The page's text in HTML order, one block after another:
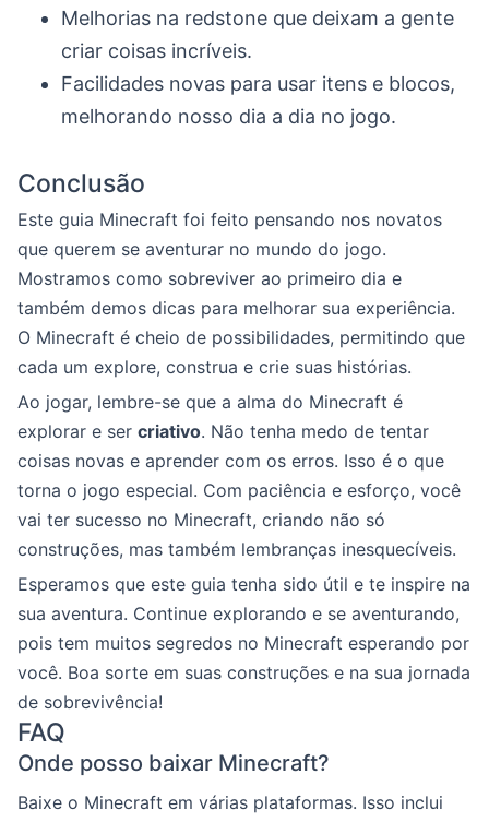
Melhorias na redstone que deixam a gente
criar coisas incríveis.
Facilidades novas para usar itens e blocos,
melhorando nosso dia a dia no jogo.
Conclusão
Este guia Minecraft foi feito pensando nos novatos
que querem se aventurar no mundo do jogo.
Mostramos como sobreviver ao primeiro dia e
também demos dicas para melhorar sua experiência.
O Minecraft é cheio de possibilidades, permitindo que
cada um explore, construa e crie suas histórias.
Ao jogar, lembre-se que a alma do Minecraft é
explorar e ser criativo. Não tenha medo de tentar
coisas novas e aprender com os erros. Isso é o que
torna o jogo especial. Com paciência e esforço, você
vai ter sucesso no Minecraft, criando não só
construções, mas também lembranças inesquecíveis.
Esperamos que este guia tenha sido útil e te inspire na
sua aventura. Continue explorando e se aventurando,
pois tem muitos segredos no Minecraft esperando por
você. Boa sorte em suas construções e na sua jornada
de sobrevivência!
FAQ
Onde posso baixar Minecraft?
Baixe o Minecraft em várias plataformas. Isso inclui